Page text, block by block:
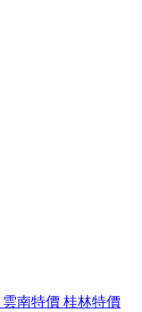
雲南特價 桂林特價